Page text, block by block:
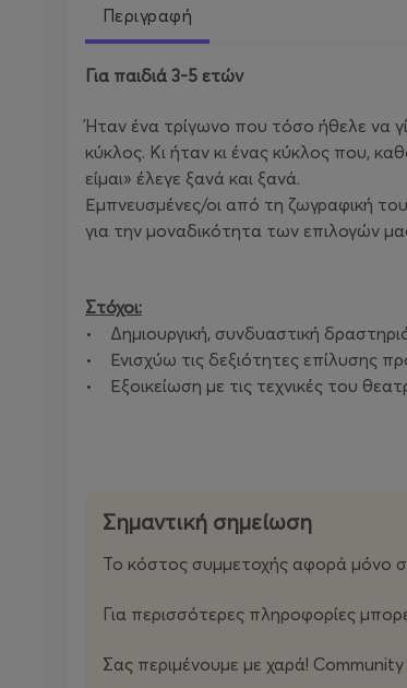
Περιγραφή
Για παιδιά 3-5 ετών
Ήταν ένα τρίγωνο που τόσο ήθελε να
κύκλος. Κι ήταν κι ένας κύκλος που,
είμαι» έλεγε ξανά και ξανά.
Εμπνευσμένες/οι από τη ζωγραφική
για την μοναδικότητα των επιλογών
Στόχοι:
• Δημιουργική, συνδυαστική
• Ενισχύω τις δεξιότητες επίλυσης
• Εξοικείωση με τις τεχνικές του
Σημαντική σημείωση
Το κόστος συμμετοχής αφορά μόνο
Για περισσότερες πληροφορίες
Σας περιμένουμε με χαρά!